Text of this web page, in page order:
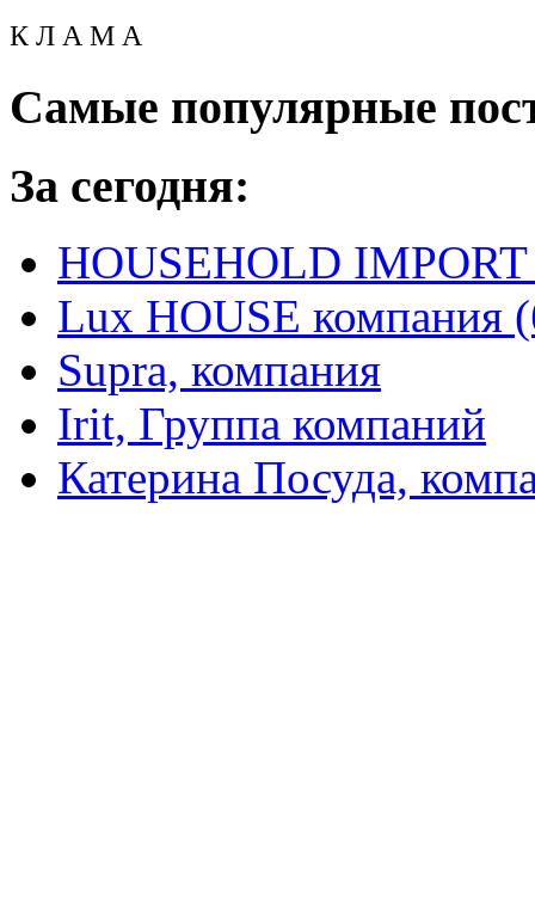
К Л А М А
Самые популярные
За сегодня:
HOUSEHOLD
Lux HOUSE компания
Supra, компания
Irit, Группа компаний
Катерина Посуда,